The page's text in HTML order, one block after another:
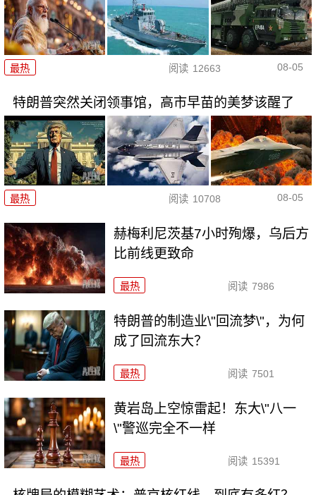
最热 阅读 12663 08-05
特朗普突然关闭领事馆，高市早苗的美梦该醒了
最热 阅读 10708 08-05
赫梅利尼茨基7小时殉爆，乌后方
比前线更致命
最热 阅读 7986
特朗普的制造业\"回流梦\"，为何
成了回流东大？
最热 阅读 7501
黄岩岛上空惊雷起！东大\"八一
\"警巡完全不一样
最热 阅读 15391